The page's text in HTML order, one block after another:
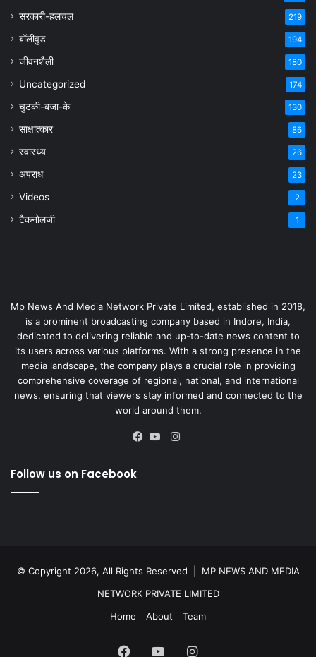
सरकारी-हलचल 219
बॉलीवुड 194
जीवनशैली 180
Uncategorized 174
चुटकी-बजा-के 130
साक्षात्कार 86
स्वास्थ्य 26
अपराध 23
Videos 2
टैकनोलजी 1
Mp News And Media Network Private Limited, established in 2018,
is a prominent broadcasting company based in Indore, India,
dedicated to delivering reliable and up-to-date news content to
its users across various platforms. With a strong presence in the
media landscape, the company plays a crucial role in providing
comprehensive coverage of regional, national, and international
news, ensuring that viewers stay informed and connected to the
world around them.
Instagram
Follow us on Facebook
© Copyright 2026, All Rights Reserved | MP NEWS AND MEDIA
NETWORK PRIVATE LIMITED
Home
About Team
Facebook
YouTubeInstagram